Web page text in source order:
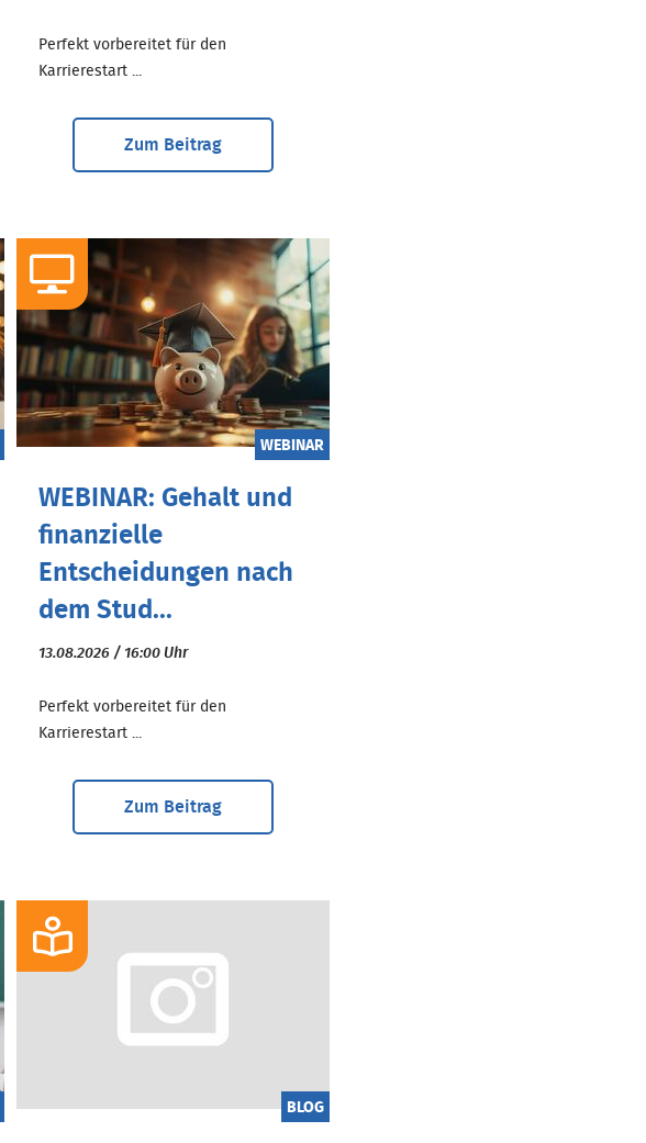
Perfekt vorbereitet für den
Karrierestart ...
Zum Beitrag
WEBINAR
WEBINAR: Gehalt und
finanzielle
Entscheidungen nach
dem Stud...
13.08.2026 / 16:00 Uhr
Perfekt vorbereitet für den
Karrierestart ...
Zum Beitrag
BLOG